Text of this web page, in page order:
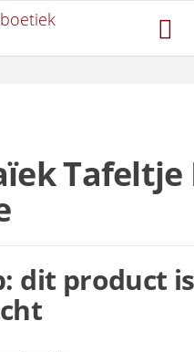
Tafeltje
dit product